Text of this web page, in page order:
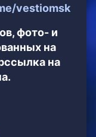
vestiomsk
фото- и
на
на